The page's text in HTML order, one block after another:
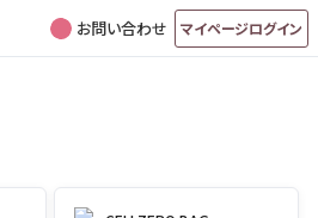
お問い合わせ マイページログイン